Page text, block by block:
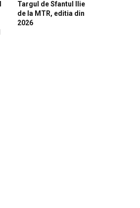
Targul de Sfantul Ilie
de la MTR, editia din
2026